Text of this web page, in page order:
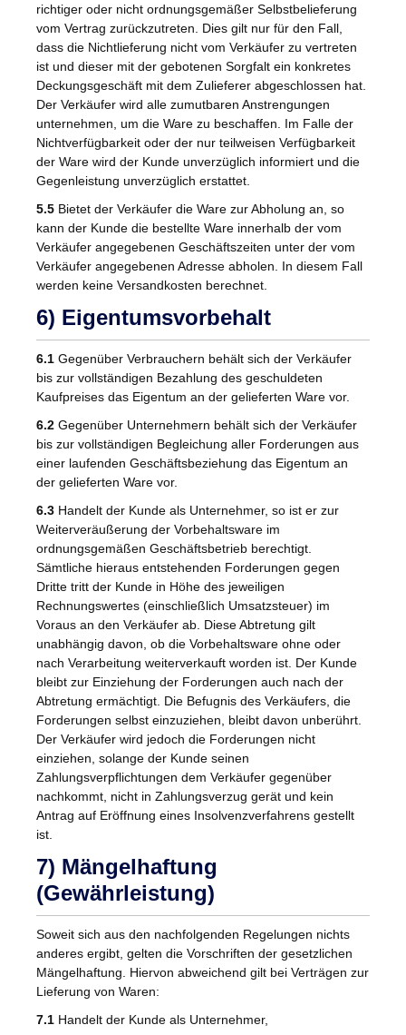
richtiger oder nicht ordnungsgemäßer Selbstbelieferung
vom Vertrag zurückzutreten. Dies gilt nur für den Fall,
dass die Nichtlieferung nicht vom Verkäufer zu vertreten
ist und dieser mit der gebotenen Sorgfalt ein konkretes
Deckungsgeschäft mit dem Zulieferer abgeschlossen hat.
Der Verkäufer wird alle zumutbaren Anstrengungen
unternehmen, um die Ware zu beschaffen. Im Falle der
Nichtverfügbarkeit oder der nur teilweisen Verfügbarkeit
der Ware wird der Kunde unverzüglich informiert und die
Gegenleistung unverzüglich erstattet.
5.5 Bietet der Verkäufer die Ware zur Abholung an, so
kann der Kunde die bestellte Ware innerhalb der vom
Verkäufer angegebenen Geschäftszeiten unter der vom
Verkäufer angegebenen Adresse abholen. In diesem Fall
werden keine Versandkosten berechnet.
6) Eigentumsvorbehalt
6.1 Gegenüber Verbrauchern behält sich der Verkäufer
bis zur vollständigen Bezahlung des geschuldeten
Kaufpreises das Eigentum an der gelieferten Ware vor.
6.2 Gegenüber Unternehmern behält sich der Verkäufer
bis zur vollständigen Begleichung aller Forderungen aus
einer laufenden Geschäftsbeziehung das Eigentum an
der gelieferten Ware vor.
6.3 Handelt der Kunde als Unternehmer, so ist er zur
Weiterveräußerung der Vorbehaltsware im
ordnungsgemäßen Geschäftsbetrieb berechtigt.
Sämtliche hieraus entstehenden Forderungen gegen
Dritte tritt der Kunde in Höhe des jeweiligen
Rechnungswertes (einschließlich Umsatzsteuer) im
Voraus an den Verkäufer ab. Diese Abtretung gilt
unabhängig davon, ob die Vorbehaltsware ohne oder
nach Verarbeitung weiterverkauft worden ist. Der Kunde
bleibt zur Einziehung der Forderungen auch nach der
Abtretung ermächtigt. Die Befugnis des Verkäufers, die
Forderungen selbst einzuziehen, bleibt davon unberührt.
Der Verkäufer wird jedoch die Forderungen nicht
einziehen, solange der Kunde seinen
Zahlungsverpflichtungen dem Verkäufer gegenüber
nachkommt, nicht in Zahlungsverzug gerät und kein
Antrag auf Eröffnung eines Insolvenzverfahrens gestellt
ist.
7) Mängelhaftung
(Gewährleistung)
Soweit sich aus den nachfolgenden Regelungen nichts
anderes ergibt, gelten die Vorschriften der gesetzlichen
Mängelhaftung. Hiervon abweichend gilt bei Verträgen zur
Lieferung von Waren:
7.1 Handelt der Kunde als Unternehmer,